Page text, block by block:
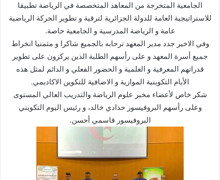
الجامعية المتخرجة من المعاهد المتخصصة في الرياضة تطبيقا
للاستراتيجية العامة للدولة الجزائرية لترقية و تطوير الحركة الرياضية
عامة و الرياضة المدرسية و الجامعية خاصة.
وفي الاخير جدد مدير المعهد ترحابه بالجميع شاكرا و مثمنيا انخراط
جميع أسرة المعهد و على رأسهم الطلبة الذين يركزون على تطوير
قدراتهم المعرفية و العلمية و الحضور الفعلي و الدائم لمثل هذه
الأيام التكوينية الموازية و الاضافية للتكوين الاكاديمي.
شكر خاص لأعضاء مخبر علوم الرياضة والتدريب العالي المستوى
وعلى رأسهم البروفيسور حدادي خالد، و رئيس اليوم التكويني
البروفيسور قاسمي أحسن.